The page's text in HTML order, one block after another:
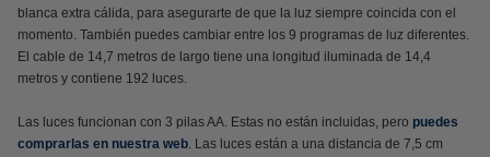
blanca extra cálida, para asegurarte de que la luz siempre coincida con el
momento. También puedes cambiar entre los 9 programas de luz diferentes.
El cable de 14,7 metros de largo tiene una longitud iluminada de 14,4
metros y contiene 192 luces.
Las luces funcionan con 3 pilas AA. Estas no están incluidas, pero puedes
comprarlas en nuestra web. Las luces están a una distancia de 7,5 cm